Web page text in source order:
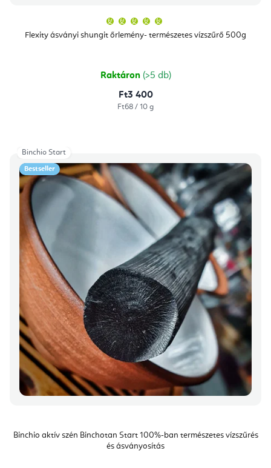
Flexity ásványi shungit őrlemény- természetes vízszűrő 500g
átlagos
értékelése
csillag.
Raktáron (>5 db)
Ft3 400
Egységár:
Ft68 / 10 g
Bestseller
Binchio aktív szén Binchotan Start 100%-ban természetes vízszűrés
és ásványosítás
Binchio Start